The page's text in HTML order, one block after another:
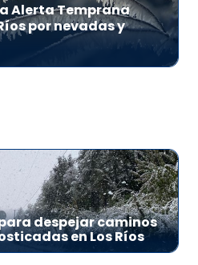
Alerta Temprana
por nevadas y
despejar caminos
en Los Ríos